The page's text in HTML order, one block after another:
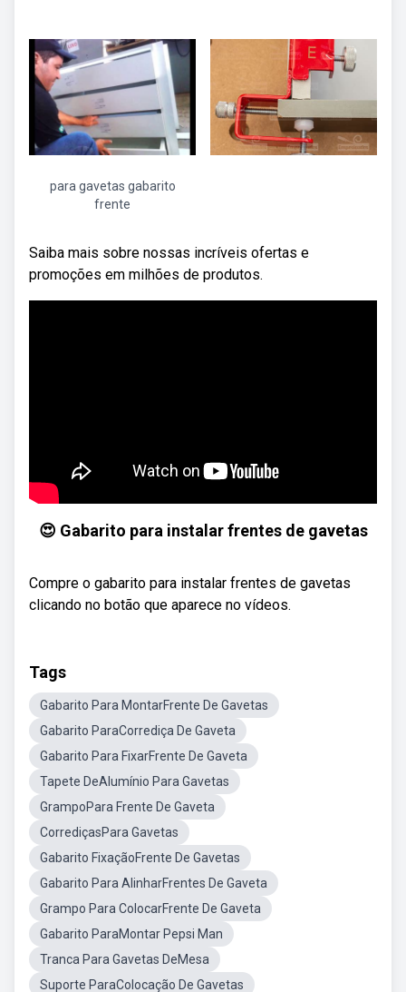
para gavetas gabarito
frente
Saiba mais sobre nossas incríveis ofertas e
promoções em milhões de produtos.
😍 Gabarito para instalar frentes de gavetas
Compre o gabarito para instalar frentes de gavetas
clicando no botão que aparece no vídeos.
Tags
Gabarito Para MontarFrente De Gavetas
Gabarito ParaCorrediça De Gaveta
Gabarito Para FixarFrente De Gaveta
Tapete DeAlumínio Para Gavetas
GrampoPara Frente De Gaveta
CorrediçasPara Gavetas
Gabarito FixaçãoFrente De Gavetas
Gabarito Para AlinharFrentes De Gaveta
Grampo Para ColocarFrente De Gaveta
Gabarito ParaMontar Pepsi Man
Tranca Para Gavetas DeMesa
Suporte ParaColocação De Gavetas